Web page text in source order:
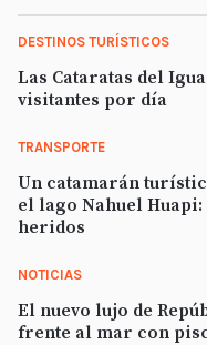
DESTINOS TURÍSTICOS
Las Cataratas del
visitantes por día
TRANSPORTE
Un catamarán
el lago Nahuel
heridos
NOTICIAS
El nuevo lujo de
frente al mar con